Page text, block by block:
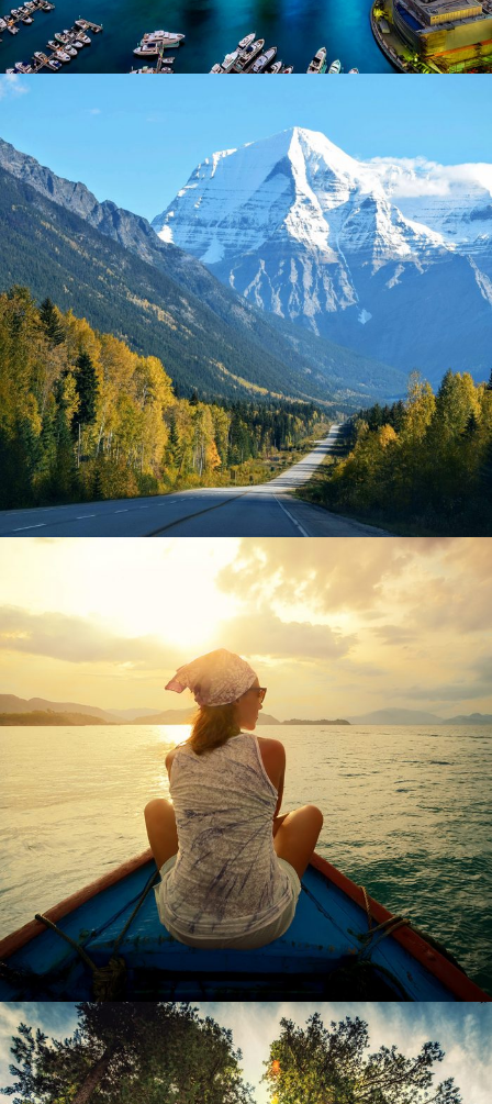
6 Ιουνίου, 2016
6 Ιουνίου, 2016 admin
6 Ιουνίου, 2016 admin